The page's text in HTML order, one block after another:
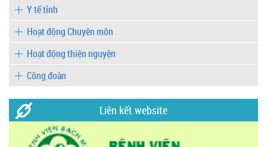
Y tế tỉnh
Hoạt động Chuyên môn
Hoạt động thiện nguyện
Công đoàn
Liên kết website